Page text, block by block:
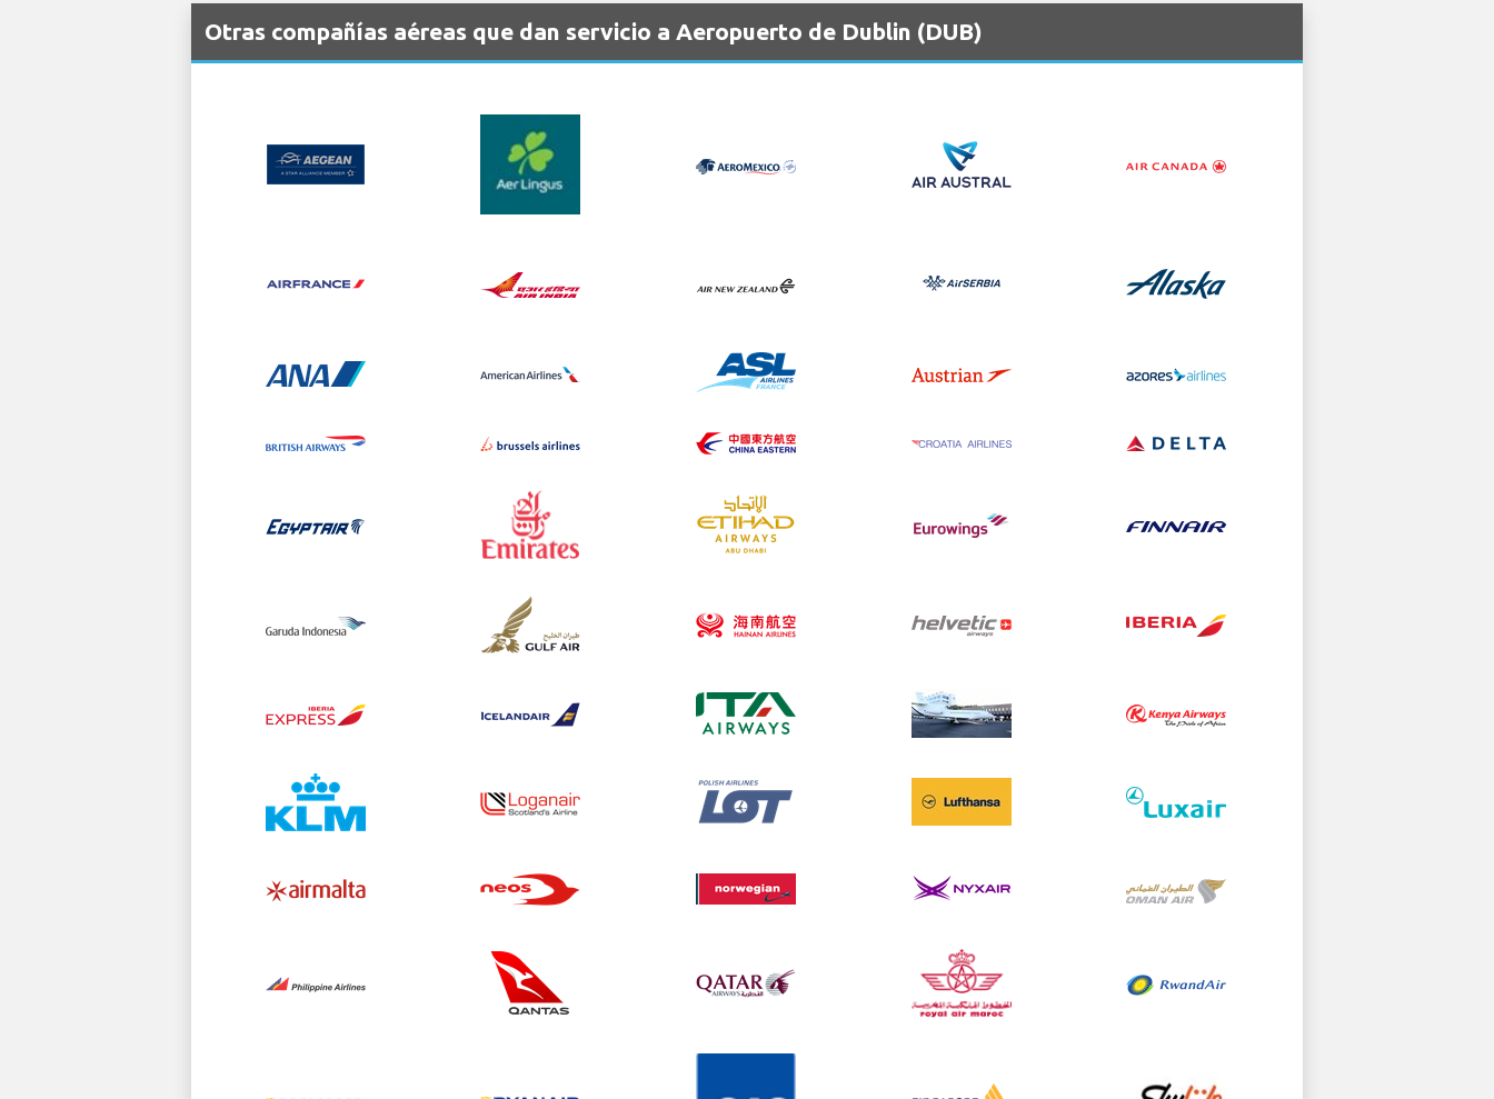
Otras compañías aéreas que dan servicio a Aeropuerto de Dublin (DUB)